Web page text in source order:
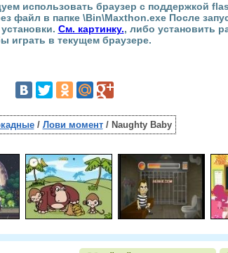
использовать браузер с поддержкой
файл в папке \Bin\Maxthon.exe После
См. картинку., либо установить
играть в текущем браузере.
/ Лови момент/ Naughty Baby